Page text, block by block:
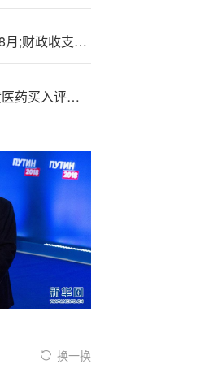
【广;发宏观吴棋滢】8月;财政收支数据简析：亮点和约束
交银国际：:维持,和黄医药买入评级 降目标价至37.6港元
换一换